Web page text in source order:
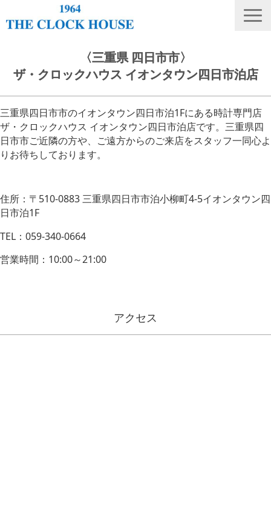
THE CLOCK HOUSE オリジナルウォッチ
ランキング
修理・電池交換
会社概要
〈三重県 四日市市〉
ザ・クロックハウス イオンタウン四日市泊店
三重県四日市市のイオンタウン四日市泊1Fにある時計専門店
ザ・クロックハウス イオンタウン四日市泊店です。三重県四
日市市ご近隣の方や、ご遠方からのご来店をスタッフ一同心よ
りお待ちしております。
住所：〒510-0883 三重県四日市市泊小柳町4-5イオンタウン四
日市泊1F
TEL：059-340-0664
営業時間：10:00～21:00
アクセス